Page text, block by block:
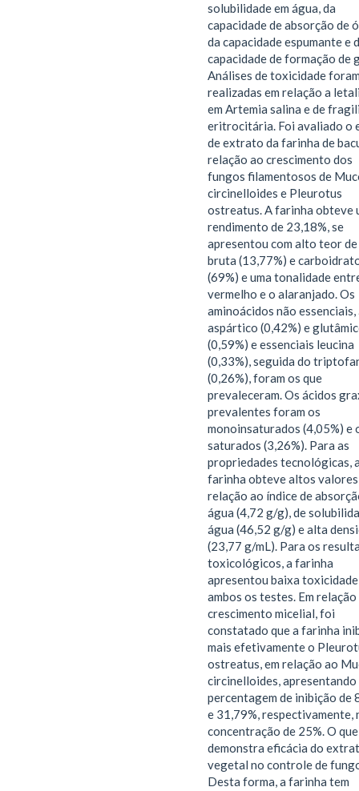
solubilidade em água, da
capacidade de absorção de
da capacidade espumante e
capacidade de formação de
Análises de toxicidade
realizadas em relação a
em Artemia salina e de
eritrocitária. Foi avaliado o
de extrato da farinha de
relação ao crescimento dos
fungos filamentosos de
circinelloides e Pleurotus
ostreatus. A farinha obteve
rendimento de 23,18%, se
apresentou com alto teor
bruta (13,77%) e
(69%) e uma tonalidade
vermelho e o alaranjado. Os
aminoácidos não essenciais,
aspártico (0,42%) e
(0,59%) e essenciais leucina
(0,33%), seguida do
(0,26%), foram os que
prevaleceram. Os ácidos
prevalentes foram os
monoinsaturados (4,05%) e
saturados (3,26%). Para as
propriedades tecnológicas,
farinha obteve altos valores
relação ao índice de
água (4,72 g/g), de
água (46,52 g/g) e alta
(23,77 g/mL). Para os
toxicológicos, a farinha
apresentou baixa toxicidade
ambos os testes. Em
crescimento micelial, foi
constatado que a farinha
mais efetivamente o
ostreatus, em relação ao
circinelloides, apresentando
percentagem de inibição de
e 31,79%, respectivamente,
concentração de 25%. O que
demonstra eficácia do
vegetal no controle de
Desta forma, a farinha tem